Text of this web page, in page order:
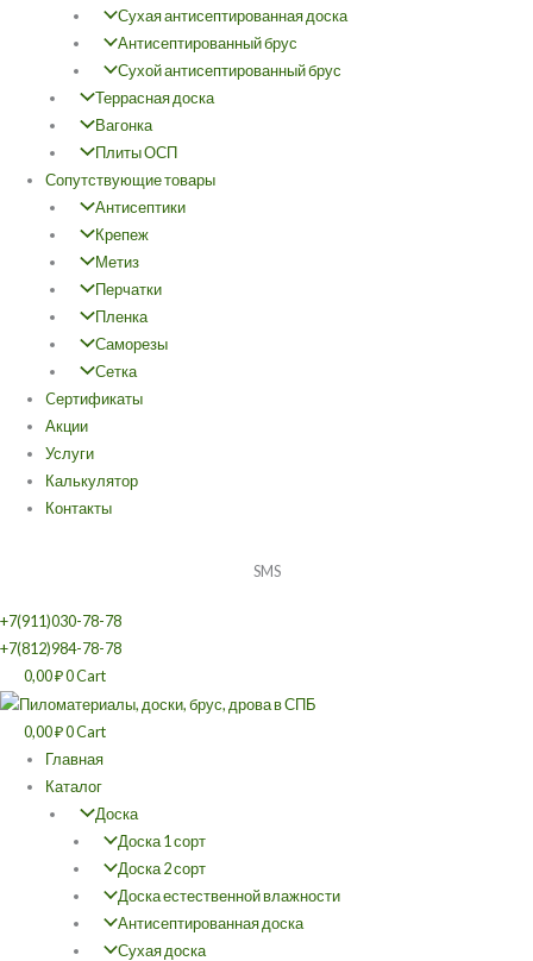
Сухая антисептированная доска
Антисептированный брус
Сухой антисептированный брус
Террасная доска
Вагонка
Плиты ОСП
Сопутствующие товары
Антисептики
Крепеж
Метиз
Перчатки
Пленка
Саморезы
Сетка
Cертификаты
Акции
Услуги
Калькулятор
Контакты
SMS
+7(911)030-78-78
+7(812)984-78-78
0,00₽0Cart
0,00₽0Cart
Главная
Каталог
Доска
Доска 1 сорт
Доска 2 сорт
Доска естественной влажности
Антисептированная доска
Сухая доска